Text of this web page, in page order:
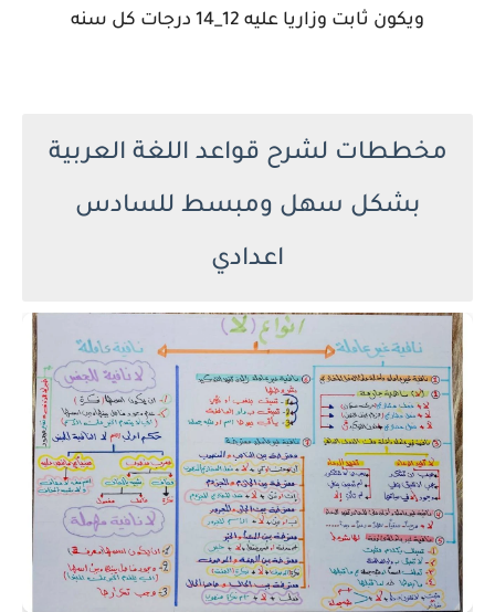
ويكون ثابت وزاريا عليه 12_14 درجات كل سنه
مخططات لشرح قواعد اللغة العربية
بشكل سهل ومبسط للسادس
اعدادي